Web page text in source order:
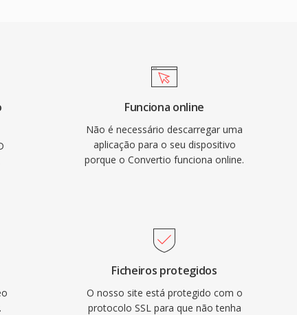
Funciona online
Não é necessário descarregar uma
aplicação para o seu dispositivo
porque o Convertio funciona online.
Ficheiros protegidos
O nosso site está protegido com o
protocolo SSL para que não tenha